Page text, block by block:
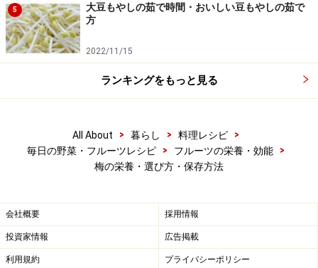
5
大豆もやしの茹で時間・おいしい豆もやしの茹で
方
2022/11/15
ランキングをもっと見る
All About > 暮らし > 料理レシピ
>
毎日の野菜・フルーツレシピ
> フルーツの栄養・効能
>
梅の栄養・選び方・保存方法
会社概要 採用情報
投資家情報 広告掲載
利用規約 プライバシーポリシー